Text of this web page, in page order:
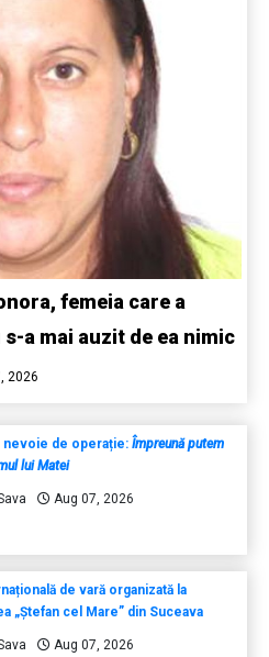
femeia care a
a mai auzit de ea nimic
2026
nevoie de operație: Împreună putem
lui Matei
Aug 07, 2026
de vară organizată la
„Ștefan cel Mare” din Suceava
Aug 07, 2026